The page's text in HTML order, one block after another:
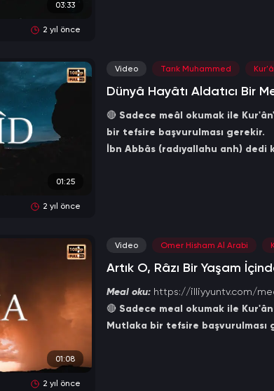
03:33
2 yıl önce
01:25
2 yıl önce
Video Tarık Muhammed
Dünyâ Hayâtı Aldatıcı Bir
🔴 Sadece meâl okumak ile
bir tefsire başvurulması gerekir.
İbn Abbâs (radıyallahu
01:08
2 yıl önce
Video Omer Hisham Al Arabi
Artık O, Râzı Bir Yaşam
Meal oku: https://illiyyuntv.com/
🔴 Sadece meal okumak ile
Mutlaka bir tefsire başvurulması